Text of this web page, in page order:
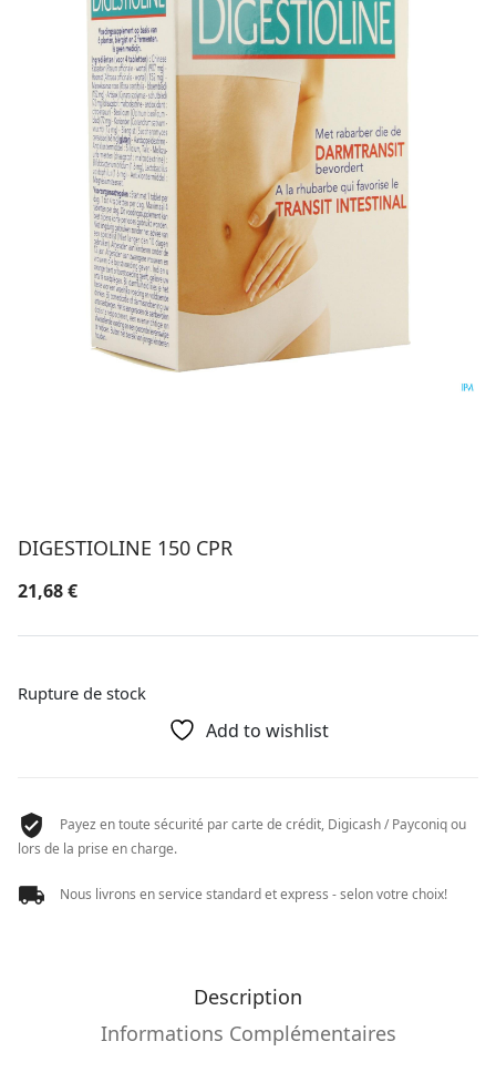
DIGESTIOLINE 150 CPR
21,68€
Rupture de stock
Add to wishlist
Payez en toute sécurité par carte de crédit, Digicash / Payconiq ou
lors de la prise en charge.
Nous livrons en service standard et express - selon votre choix!
Description
Informations Complémentaires